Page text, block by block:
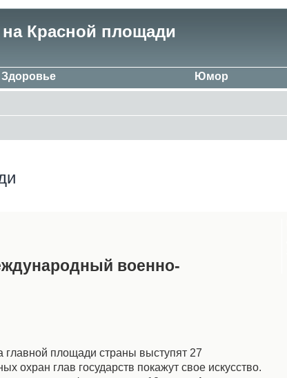
на Красной площади
Здоровье Юмор
военно-
площади страны выступят 27
охран глав государств покажут свое искусство.